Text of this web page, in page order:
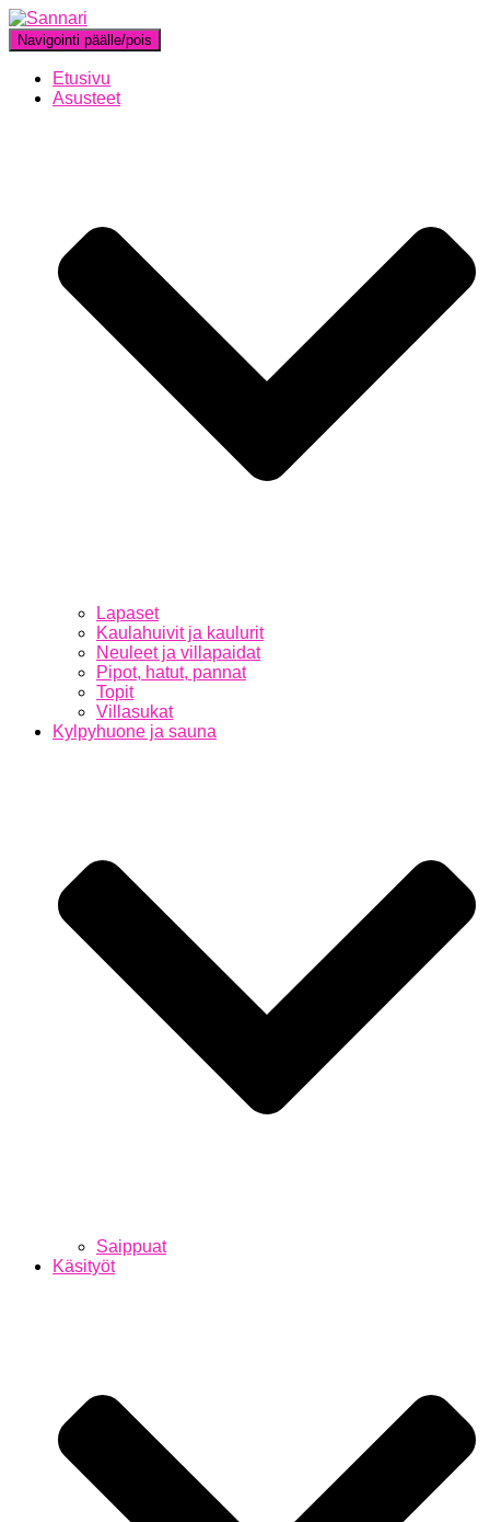
Navigointi päälle/pois
Etusivu
Asusteet
Lapaset
Kaulahuivit ja kaulurit
Neuleet ja villapaidat
Pipot, hatut, pannat
Topit
Villasukat
Kylpyhuone ja sauna
Saippuat
Käsityöt